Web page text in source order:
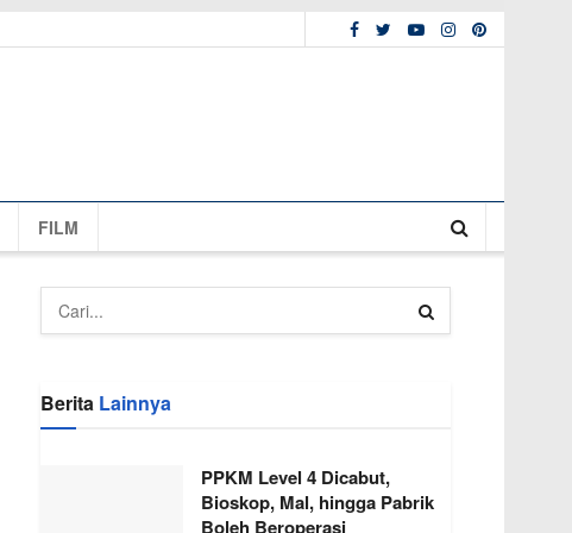
FILM
Berita Lainnya
PPKM Level 4 Dicabut,
Bioskop, Mal, hingga Pabrik
Boleh Beroperasi